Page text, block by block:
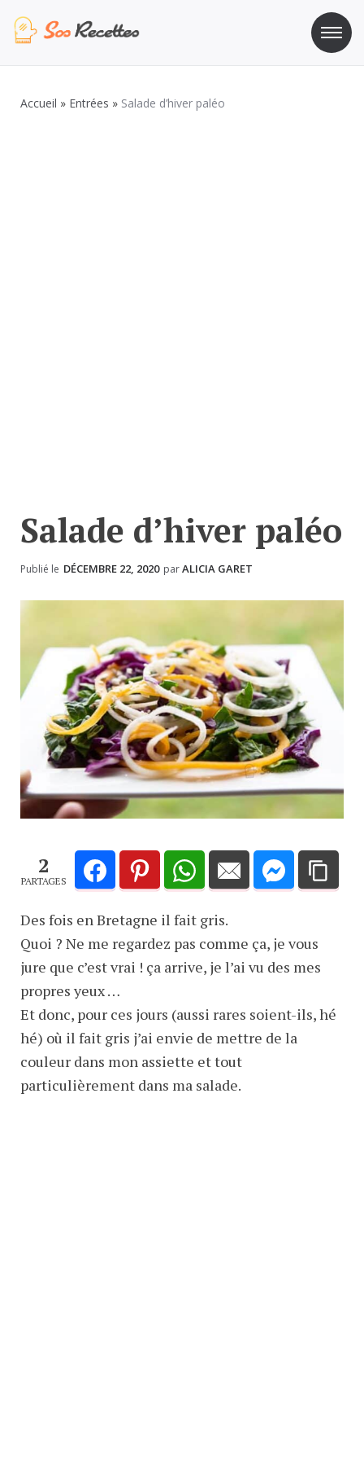
au
Accueil » Entrées » Salade d’hiver paléo
Salade d’hiver paléo
Publié le DÉCEMBRE 22, 2020 parALICIA GARET
2
PARTAGES
Des fois en Bretagne il fait gris.
Quoi ? Ne me regardez pas comme ça, je vous
jure que c’est vrai ! ça arrive, je l’ai vu des mes
propres yeux …
Et donc, pour ces jours (aussi rares soient-ils, hé
hé) où il fait gris j’ai envie de mettre de la
couleur dans mon assiette et tout
particulièrement dans ma salade.